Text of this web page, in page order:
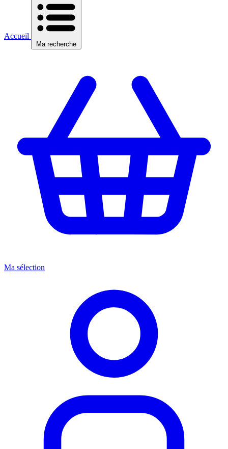
Accueil
Ma recherche
Ma sélection